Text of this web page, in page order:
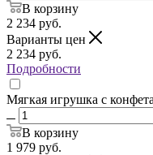
В корзину
2 234 руб.
Варианты цен
2 234 руб.
Подробности
Мягкая игрушка с
В корзину
1 979 руб.